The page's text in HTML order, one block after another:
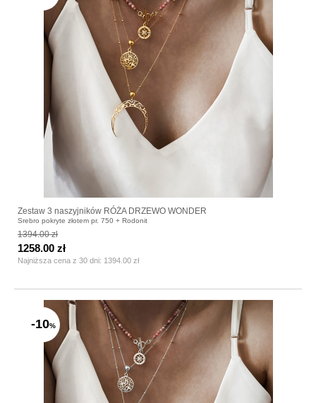
Zestaw 3 naszyjników RÓŻA DRZEWO WONDER
Srebro pokryte złotem pr. 750 + Rodonit
1394.00 zł
Najniższa cena z 30 dni: 1394.00 zł
1258.00 zł
-10%